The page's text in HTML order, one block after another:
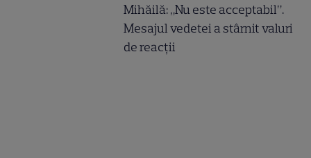
Mihăilă: „Nu este acceptabil”.
Mesajul vedetei a stârnit valuri
de reacții